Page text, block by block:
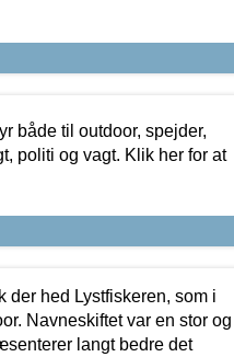
både til outdoor, spejder,
politi og vagt. Klik her for at
der hed Lystfiskeren, som i
Navneskiftet var en stor og
langt bedre det